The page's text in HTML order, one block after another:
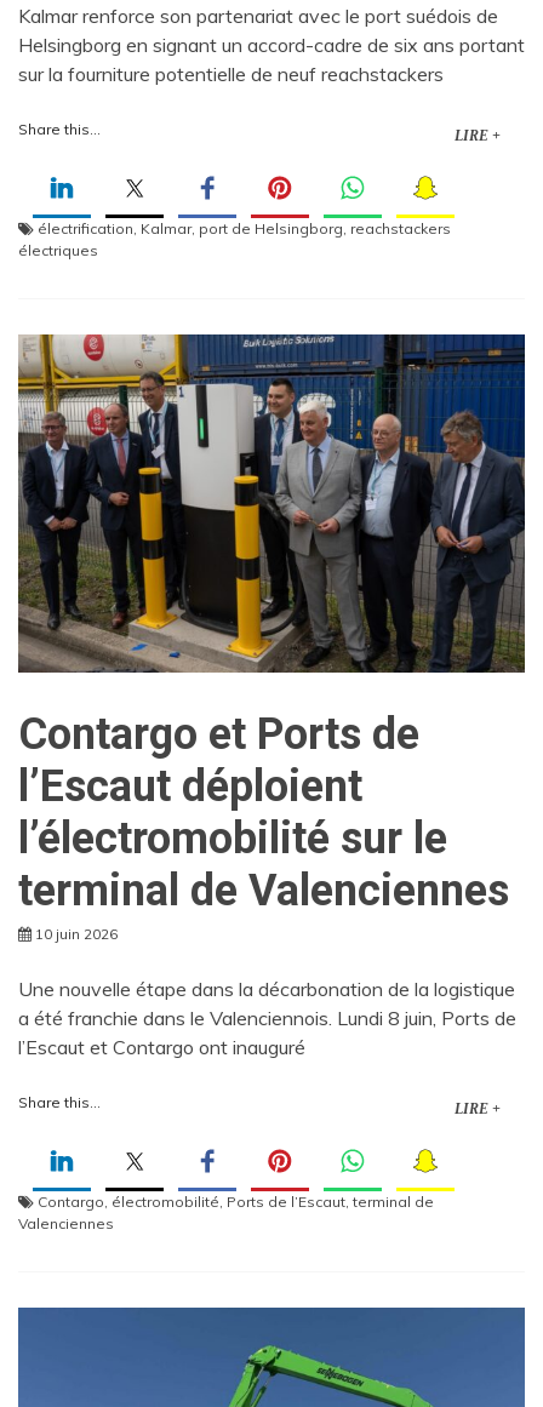
Kalmar renforce son partenariat avec le port suédois de
Helsingborg en signant un accord-cadre de six ans portant
sur la fourniture potentielle de neuf reachstackers
Share this... LIRE +
électrification, Kalmar, port de Helsingborg, reachstackers
électriques
Contargo et Ports de
l’Escaut déploient
l’électromobilité sur le
terminal de Valenciennes
10 juin 2026
Une nouvelle étape dans la décarbonation de la logistique
a été franchie dans le Valenciennois. Lundi 8 juin, Ports de
l’Escaut et Contargo ont inauguré
Share this... LIRE +
Contargo, électromobilité, Ports de l’Escaut,terminal de
Valenciennes